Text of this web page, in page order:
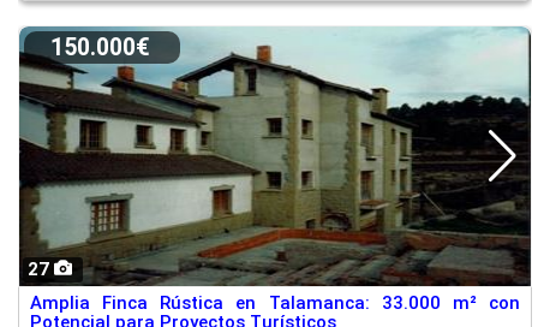
27
150.000€
Amplia Finca Rústica en Talamanca: 33.000 m² con
Potencial para Proyectos Turísticos